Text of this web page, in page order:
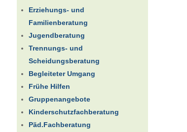
Erziehungs- und
Familienberatung
Jugendberatung
Trennungs- und
Scheidungsberatung
Begleiteter Umgang
Frühe Hilfen
Gruppenangebote
Kinderschutzfachberatung
Päd.Fachberatung